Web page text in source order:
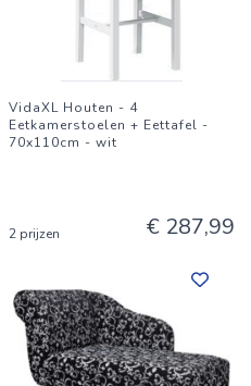
VidaXL Houten - 4
Eetkamerstoelen + Eettafel -
70x110cm - wit
2 prijzen € 287,99